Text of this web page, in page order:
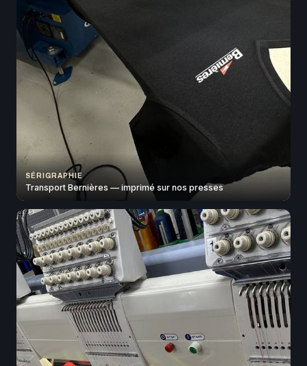
SÉRIGRAPHIE
Transport Bernières — imprimé sur nos presses